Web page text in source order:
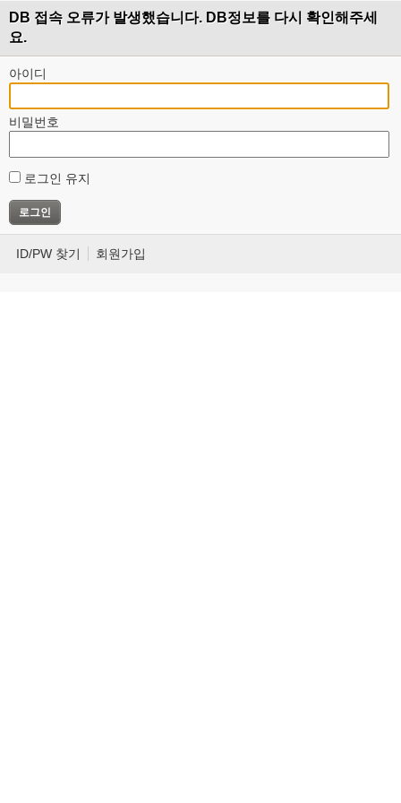
DB 접속 오류가 발생했습니다. DB정보를 다시 확인해주세
요.
아이디
비밀번호
로그인 유지
ID/PW 찾기 회원가입